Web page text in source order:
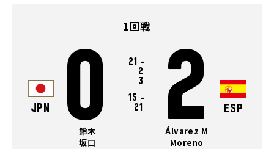
1回戦
JPN 0 21 -
2
3
15 -
21
2 ESP
鈴木
坂口
Álvarez M
Moreno